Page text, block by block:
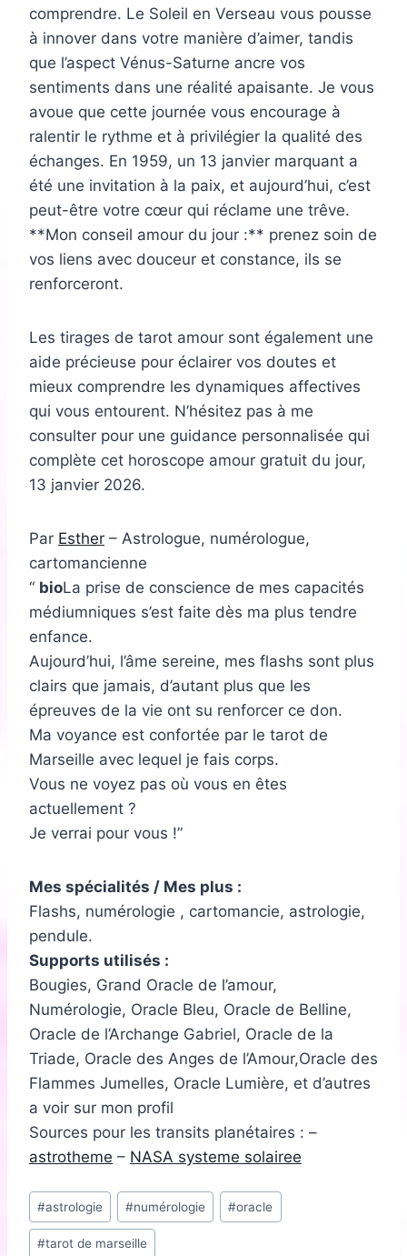
comprendre. Le Soleil en Verseau vous pousse
à innover dans votre manière d’aimer, tandis
que l’aspect Vénus-Saturne ancre vos
sentiments dans une réalité apaisante. Je vous
avoue que cette journée vous encourage à
ralentir le rythme et à privilégier la qualité des
échanges. En 1959, un 13 janvier marquant a
été une invitation à la paix, et aujourd’hui, c’est
peut-être votre cœur qui réclame une trêve.
**Mon conseil amour du jour :** prenez soin de
vos liens avec douceur et constance, ils se
renforceront.
Les tirages de tarot amour sont également une
aide précieuse pour éclairer vos doutes et
mieux comprendre les dynamiques affectives
qui vous entourent. N’hésitez pas à me
consulter pour une guidance personnalisée qui
complète cet horoscope amour gratuit du jour,
13 janvier 2026.
Par Esther – Astrologue, numérologue,
cartomancienne
bioLa prise de conscience de mes capacités
médiumniques s’est faite dès ma plus tendre
enfance.
Aujourd’hui, l’âme sereine, mes flashs sont plus
clairs que jamais, d’autant plus que les
épreuves de la vie ont su renforcer ce don.
Ma voyance est confortée par le tarot de
Marseille avec lequel je fais corps.
Vous ne voyez pas où vous en êtes
actuellement ?
Je verrai pour vous !
Mes spécialités / Mes plus :
Flashs, numérologie , cartomancie, astrologie,
pendule.
Supports utilisés :
Bougies, Grand Oracle de l’amour,
Numérologie, Oracle Bleu, Oracle de Belline,
Oracle de l’Archange Gabriel, Oracle de la
Triade, Oracle des Anges de l’Amour,Oracle des
Flammes Jumelles, Oracle Lumière, et d’autres
a voir sur mon profil
Sources pour les transits planétaires : –
astrotheme – NASA systeme solairee
Étiquettes
de
la
#astrologie #numérologie #oracle
#tarot de marseille